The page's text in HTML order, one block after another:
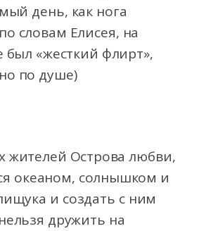
день, как нога
словам Елисея, на
«жесткий флирт»,
по душе)
жителей Острова любви,
океаном, солнышком и
и создать с ним
дружить на